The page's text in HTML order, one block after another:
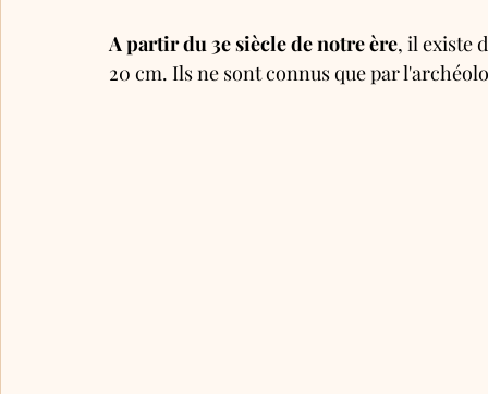
A partir du 3e siècle de notre ère, il existe
20 cm. Ils ne sont connus que par